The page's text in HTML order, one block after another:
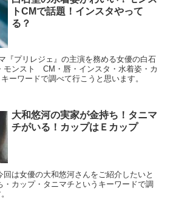
トCMで話題！インスタやって
る？
『プリレジェ』の主演を務める女優の白石
モンスト CM・唇・インスタ・水着姿・カ
ーワードで調べて行こうと思います。
大和悠河の実家が金持ち！タニマ
チがいる！カップはＥカップ
は女優の大和悠河さんをご紹介したいと
カップ・タニマチというキーワードで調